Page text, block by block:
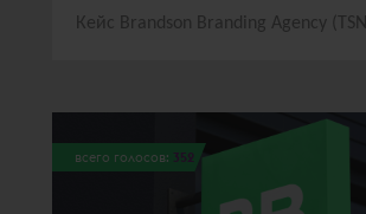
Кейс Brandson Branding Agency (TSN)
всего голосов: 352